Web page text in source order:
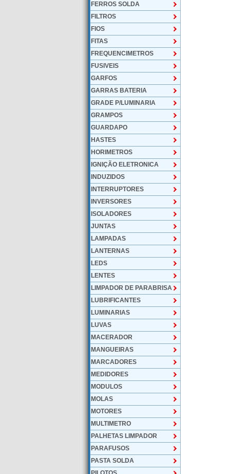
FERROS SOLDA
FILTROS
FIOS
FITAS
FREQUENCIMETROS
FUSIVEIS
GARFOS
GARRAS BATERIA
GRADE P/LUMINARIA
GRAMPOS
GUARDAPO
HASTES
HORIMETROS
IGNIÇÃO ELETRONICA
INDUZIDOS
INTERRUPTORES
INVERSORES
ISOLADORES
JUNTAS
LAMPADAS
LANTERNAS
LEDS
LENTES
LIMPADOR DE PARABRISA
LUBRIFICANTES
LUMINARIAS
LUVAS
MACERADOR
MANGUEIRAS
MARCADORES
MEDIDORES
MODULOS
MOLAS
MOTORES
MULTIMETRO
PALHETAS LIMPADOR
PARAFUSOS
PASTA SOLDA